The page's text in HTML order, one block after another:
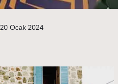
20 Ocak 2024